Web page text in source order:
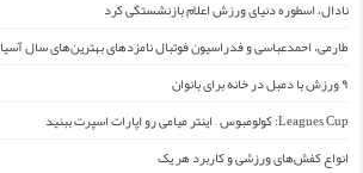
نادال، اسطوره دنیای ورزش اعلام بازنشستگی کرد
طارمی، احمدعباسی و فدراسیون فوتبال نامزدهای بهترین‌های سال آسیا
۹ ورزش با دمبل در خانه برای بانوان
Leagues Cup: کولومبوس – اینتر میامی رو اپارات اسپرت ببنید
انواع کفش‌های ورزشی و کاربرد هر یک